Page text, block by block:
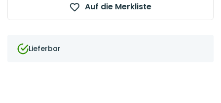
Auf die Merkliste
Lieferbar